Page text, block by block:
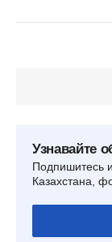
Узнавайте
Подпишитесь
Казахстана,